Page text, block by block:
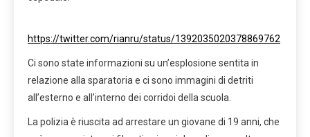
https://twitter.com/rianru/status/1392035020378869762
Ci sono state informazioni su un’esplosione sentita in
relazione alla sparatoria e ci sono immagini di detriti
all’esterno e all’interno dei corridoi della scuola.
La polizia è riuscita ad arrestare un giovane di 19 anni, che